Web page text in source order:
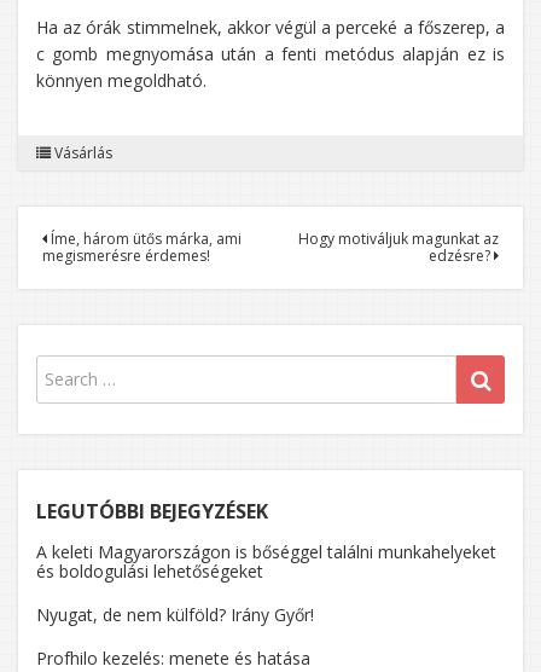
Ha az órák stimmelnek, akkor végül a perceké a főszerep, a
c gomb megnyomása után a fenti metódus alapján ez is
könnyen megoldható.
Vásárlás
Bejegyzés
navigáció
Íme, három ütős márka, ami
megismerésre érdemes!
Hogy motiváljuk magunkat az
edzésre?
LEGUTÓBBI BEJEGYZÉSEK
A keleti Magyarországon is bőséggel találni munkahelyeket
és boldogulási lehetőségeket
Nyugat, de nem külföld? Irány Győr!
Profhilo kezelés: menete és hatása